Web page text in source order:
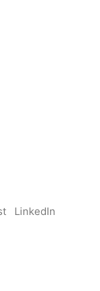
LinkedIn